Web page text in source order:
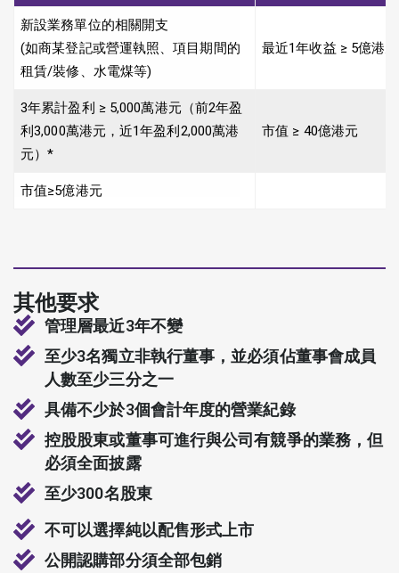
新設業務單位的相關開支
(如商某登記或營運執照、項目期間的
租賃/裝修、水電煤等)
最近1年收益 ≥ 5億港元
3年累計盈利 ≥ 5,000萬港元（前2年盈
利3,000萬港元，近1年盈利2,000萬港
元）*
市值 ≥ 40億港元
市值≥5億港元
其他要求
管理層最近3年不變
至少3名獨立非執行董事，並必須佔董事會成員
人數至少三分之一
具備不少於3個會計年度的營業紀錄
控股股東或董事可進行與公司有競爭的業務，但
必須全面披露
至少300名股東
不可以選擇純以配售形式上市
公開認購部分須全部包銷